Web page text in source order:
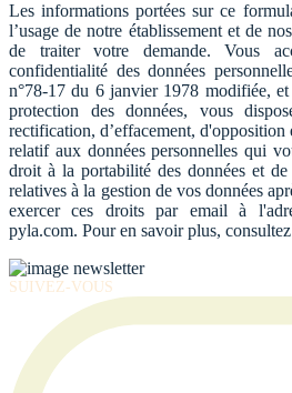
Les informations portées sur ce
l’usage de notre établissement et de
de traiter votre demande. Vous
confidentialité des données
n°78-17 du 6 janvier 1978 modifiée,
protection des données, vous
rectification, d’effacement,
relatif aux données personnelles qui
droit à la portabilité des données et
relatives à la gestion de vos données
exercer ces droits par email à
pyla.com. Pour en savoir plus,
SUIVEZ-VOUS